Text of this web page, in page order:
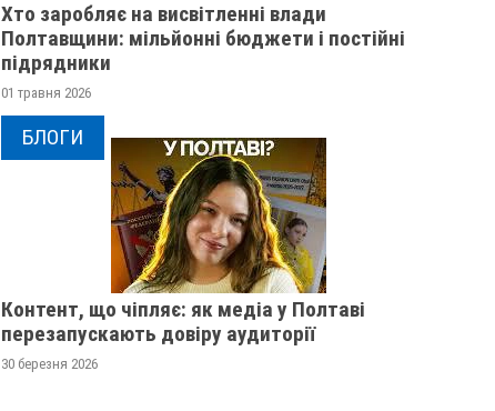
Хто заробляє на висвітленні влади
Полтавщини: мільйонні бюджети і постійні
підрядники
01 травня 2026
БЛОГИ
Контент, що чіпляє: як медіа у Полтаві
перезапускають довіру аудиторії
30 березня 2026